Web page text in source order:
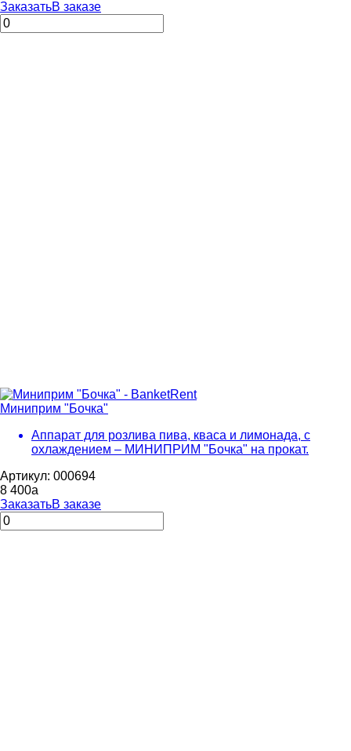
ЗаказатьВ заказе
Миниприм "Бочка"
Аппарат для розлива пива, кваса и лимонада, с
охлаждением – МИНИПРИМ "Бочка" на прокат.
Артикул: 000694
8 400a
ЗаказатьВ заказе